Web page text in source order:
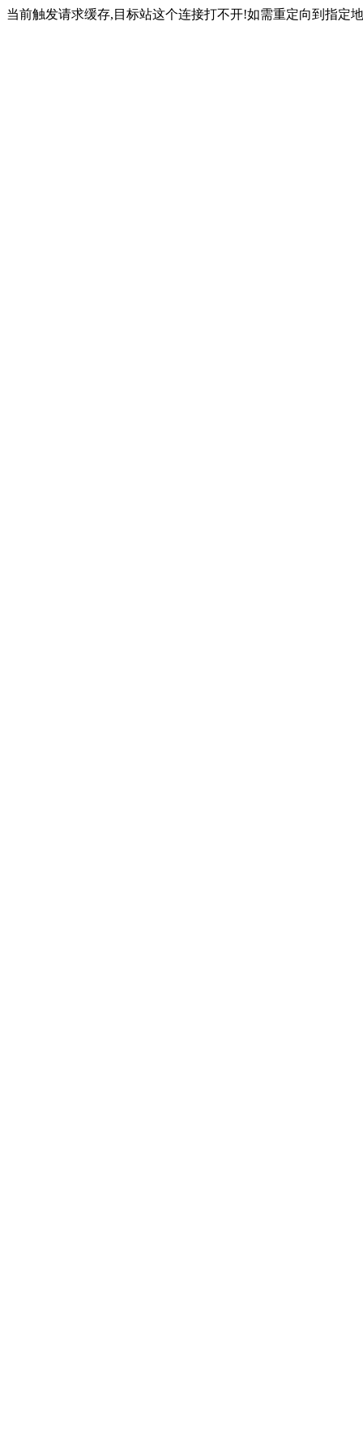
当前触发请求缓存,目标站这个连接打不开!如需重定向到指定